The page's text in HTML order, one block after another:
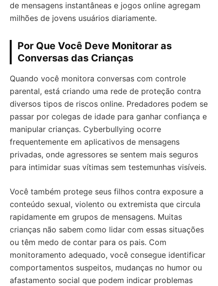
de mensagens instantâneas e jogos online agregam
milhões de jovens usuários diariamente.
Por Que Você Deve Monitorar as
Conversas das Crianças
Quando você monitora conversas com controle
parental, está criando uma rede de proteção contra
diversos tipos de riscos online. Predadores podem se
passar por colegas de idade para ganhar confiança e
manipular crianças. Cyberbullying ocorre
frequentemente em aplicativos de mensagens
privadas, onde agressores se sentem mais seguros
para intimidar suas vítimas sem testemunhas visíveis.
Você também protege seus filhos contra exposure a
conteúdo sexual, violento ou extremista que circula
rapidamente em grupos de mensagens. Muitas
crianças não sabem como lidar com essas situações
ou têm medo de contar para os pais. Com
monitoramento adequado, você consegue identificar
comportamentos suspeitos, mudanças no humor ou
afastamento social que podem indicar problemas